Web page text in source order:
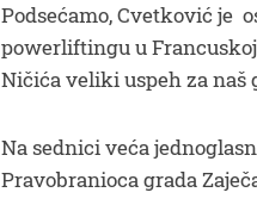
Podsećamo, Cvetković je
powerliftingu u
Ničića veliki uspeh za naš
Na sednici veća
Pravobranioca grada